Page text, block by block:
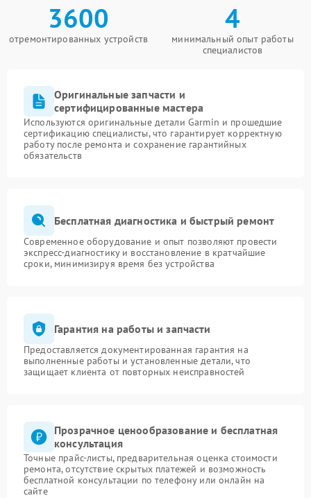
3600
отремонтированных устройств
4
минимальный опыт работы
специалистов
Оригинальные запчасти и
сертифицированные мастера
Используются оригинальные детали Garmin и прошедшие
сертификацию специалисты, что гарантирует корректную
работу после ремонта и сохранение гарантийных
обязательств
Бесплатная диагностика и быстрый ремонт
Современное оборудование и опыт позволяют провести
экспресс-диагностику и восстановление в кратчайшие
сроки, минимизируя время без устройства
Гарантия на работы и запчасти
Предоставляется документированная гарантия на
выполненные работы и установленные детали, что
защищает клиента от повторных неисправностей
Прозрачное ценообразование и бесплатная
консультация
Точные прайс-листы, предварительная оценка стоимости
ремонта, отсутствие скрытых платежей и возможность
бесплатной консультации по телефону или онлайн на
сайте